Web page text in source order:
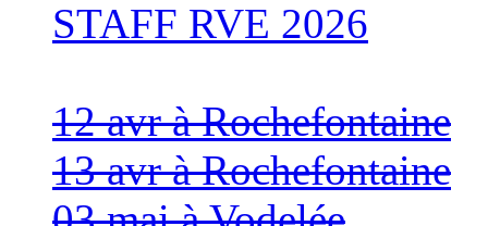
STAFF RVE 2026
12 avr à Rochefontaine
13 avr à Rochefontaine